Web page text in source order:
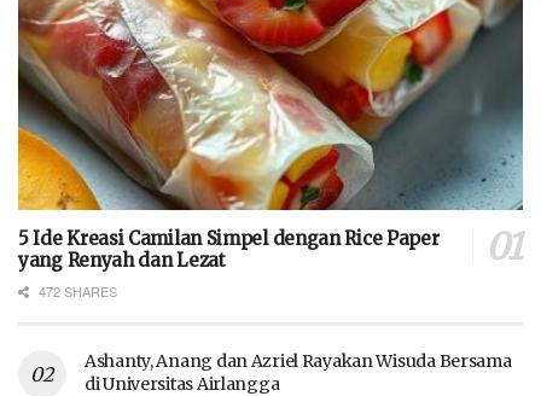
5 Ide Kreasi Camilan Simpel dengan Rice Paper
yang Renyah dan Lezat
472 SHARES
Ashanty, Anang dan Azriel Rayakan Wisuda Bersama
di Universitas Airlangga